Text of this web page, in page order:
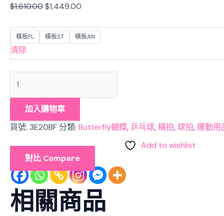
$1,610.00$1,449.00
橫板FL 橫板ST 橫板AN
清除
加入購物車
貨號: 3E20BF 分類: Butterfly蝴蝶,乒乓球,橫拍,球拍,運動用
Add to wishlist
對比 Compare
相關商品